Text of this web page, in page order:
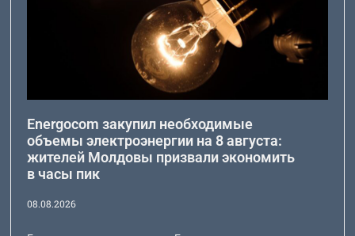
Energocom закупил необходимые
объемы электроэнергии на 8 августа:
жителей Молдовы призвали экономить
в часы пик
08.08.2026